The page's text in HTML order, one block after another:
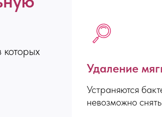
Удаление
Устраняются
невозможно